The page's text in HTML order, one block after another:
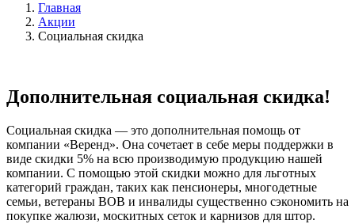
Главная
Акции
Социальная скидка
Дополнительная социальная скидка!
Социальная скидка — это дополнительная помощь от
компании «Веренд». Она сочетает в себе меры поддержки в
виде скидки 5% на всю производимую продукцию нашей
компании. С помощью этой скидки можно для льготных
категорий граждан, таких как пенсионеры, многодетные
семьи, ветераны ВОВ и инвалиды существенно сэкономить на
покупке жалюзи, москитных сеток и карнизов для штор.